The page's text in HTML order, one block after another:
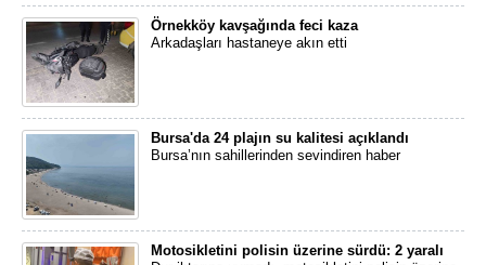
Örnekköy kavşağında feci kaza
Arkadaşları hastaneye akın etti
Bursa'da 24 plajın su kalitesi açıklandı
Bursa’nın sahillerinden sevindiren haber
Motosikletini polisin üzerine sürdü: 2 yaralı